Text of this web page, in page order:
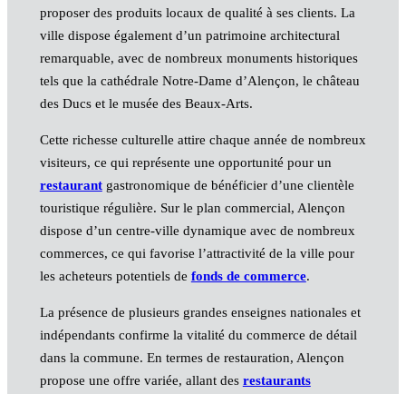
proposer des produits locaux de qualité à ses clients. La
ville dispose également d’un patrimoine architectural
remarquable, avec de nombreux monuments historiques
tels que la cathédrale Notre-Dame d’Alençon, le château
des Ducs et le musée des Beaux-Arts.
Cette richesse culturelle attire chaque année de nombreux
visiteurs, ce qui représente une opportunité pour un
restaurantgastronomique de bénéficier d’une clientèle
touristique régulière. Sur le plan commercial, Alençon
dispose d’un centre-ville dynamique avec de nombreux
commerces, ce qui favorise l’attractivité de la ville pour
les acheteurs potentiels de fonds de commerce.
La présence de plusieurs grandes enseignes nationales et
indépendants confirme la vitalité du commerce de détail
dans la commune. En termes de restauration, Alençon
propose une offre variée, allant des restaurants